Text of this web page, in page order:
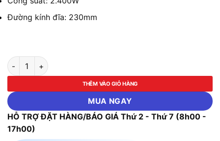
Đường kính đĩa: 230mm
Máy mài góc Bosch GWS 24-230 số lượng
THÊM VÀO GIỎ HÀNG
MUA NGAY
HỖ TRỢ ĐẶT HÀNG/BÁO GIÁ Thứ 2 - Thứ 7 (8h00 -
17h00)